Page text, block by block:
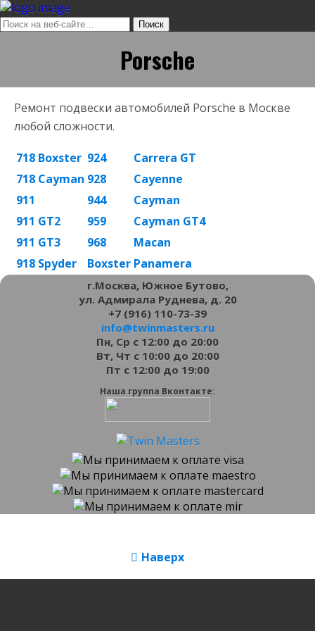
Porsche
Ремонт подвески автомобилей Porsche в Москве
любой сложности.
718 Boxster 924
Carrera GT
718 Cayman 928
Cayenne
911
944
Cayman
911 GT2
959
Cayman GT4
911 GT3
968
Macan
918 Spyder
Boxster Panamera
г.Москва, Южное Бутово,
ул. Адмирала Руднева, д. 20
+7 (916) 110-73-39
info@twinmasters.ru
Пн, Ср с 12:00 до 20:00
Вт, Чт с 10:00 до 20:00
Пт с 12:00 до 19:00
Наша группа Вконтакте:
Наверх